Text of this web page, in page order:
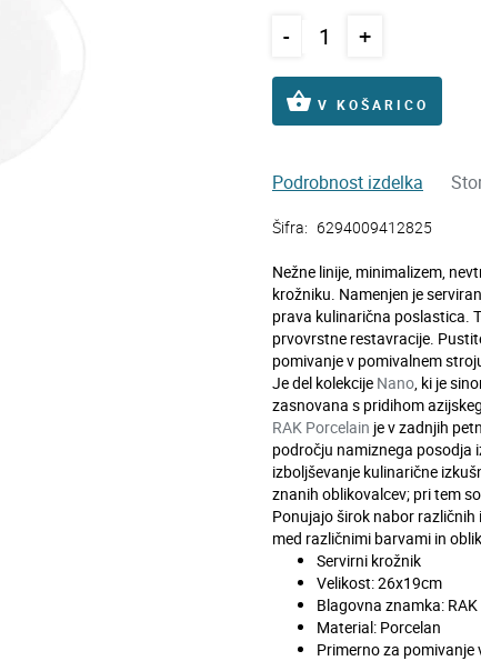
- +
shopping_basket V KOŠARICO
Podrobnost izdelka
Šifra: 6294009412825
Nežne linije, minimalizem,
krožniku. Namenjen je
prava kulinarična poslastica.
prvovrstne restavracije.
pomivanje v pomivalnem
Je del kolekcije Nano, ki je
zasnovana s pridihom
RAK Porcelain je v zadnjih
področju namiznega posodja
izboljševanje kulinarične
znanih oblikovalcev; pri tem
Ponujajo širok nabor
med različnimi barvami in
Servirni krožnik
Velikost: 26x19cm
Blagovna znamka:
Material: Porcelan
Primerno za